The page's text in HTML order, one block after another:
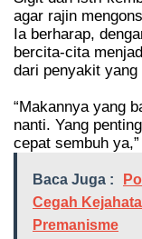
agar rajin
Ia berharap,
bercita-cita
dari penyakit yang
“Makannya yang
nanti. Yang
cepat sembuh
Baca Juga :
Cegah
Premanisme